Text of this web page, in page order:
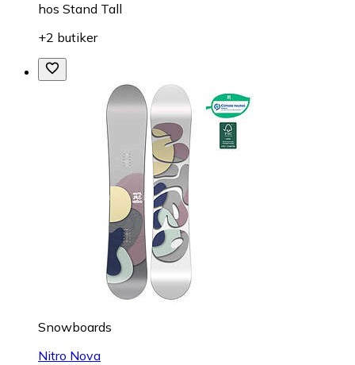
hos Stand Tall
+2 butiker
Snowboards
Nitro Nova